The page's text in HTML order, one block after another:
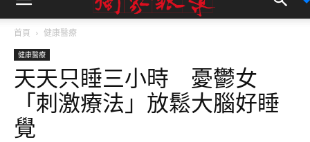
首頁 健康醫療
健康醫療
天天只睡三小時 憂鬱女
「刺激療法」放鬆大腦好睡
覺